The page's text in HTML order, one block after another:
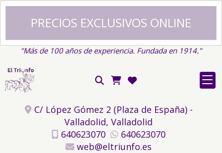
PRECIOS EXCLUSIVOS ONLINE
"Más de 100 años de experiencia. Fundada en 1914."
C/ López Gómez 2 (Plaza de España) -
Valladolid, Valladolid
640623070
640623070
web
eltriunfo.es